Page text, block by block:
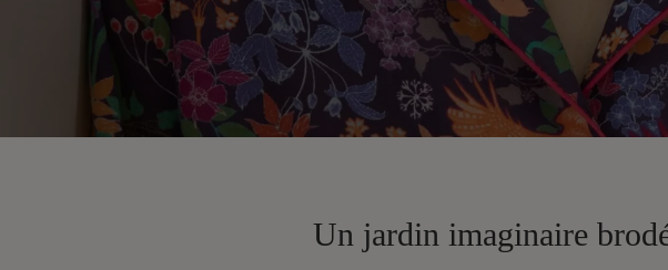
Un jardin imaginaire